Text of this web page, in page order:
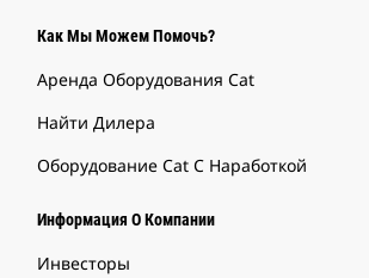
Как Мы Можем Помочь?
Аренда Оборудования Cat
Найти Дилера
Оборудование Cat С Наработкой
Информация О Компании
Инвесторы